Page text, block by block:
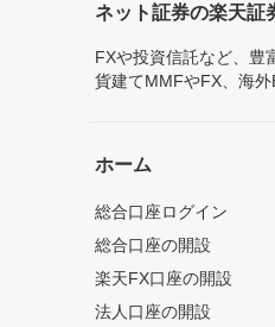
ネット証券の楽天証
FXや投資信託など、豊
貨建てMMFやFX、海
ホーム
総合口座ログイン
総合口座の開設
楽天FX口座の開設
法人口座の開設